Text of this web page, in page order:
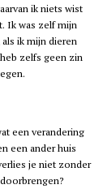
ik niets wist
Ik was zelf mijn
ik mijn dieren
zelfs geen zin
een verandering
een ander huis
je niet zonder